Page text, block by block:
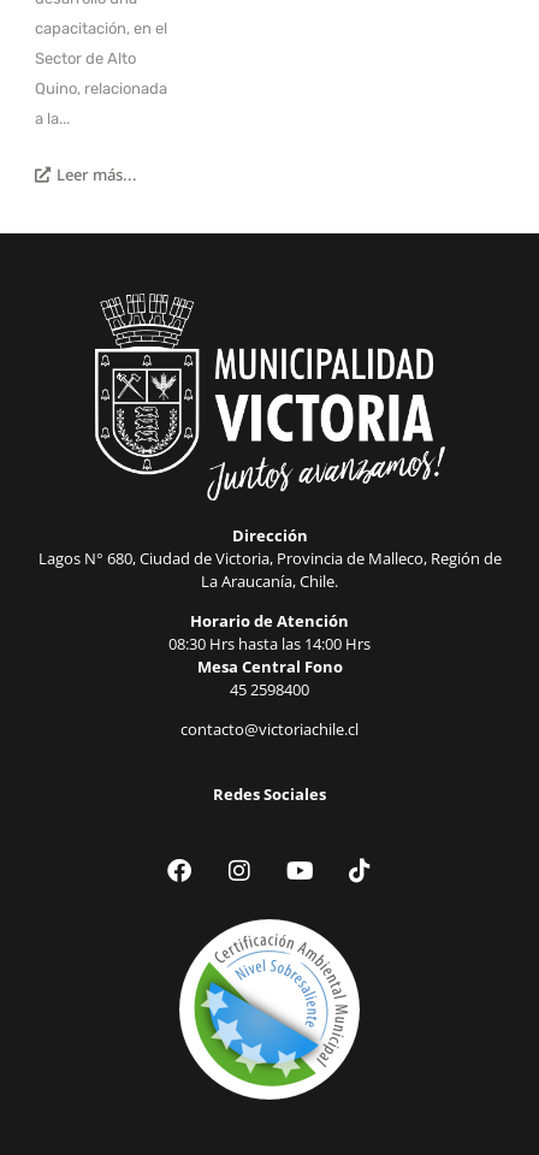
capacitación, en el
Sector de Alto
Quino, relacionada
a la...
Leer más...
Dirección
Lagos N° 680, Ciudad de Victoria, Provincia de Malleco, Región de
La Araucanía, Chile.
Horario de Atención
08:30 Hrs hasta las 14:00 Hrs
Mesa Central Fono
45 2598400
contacto@victoriachile.cl
Redes Sociales